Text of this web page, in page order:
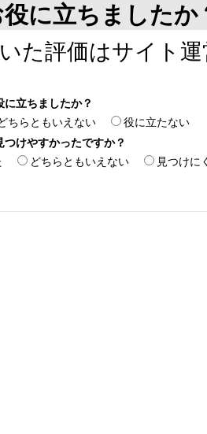
に立ちましたか
た評価はサイト
立ちましたか？
ちらともいえない
役に立たない
けやすかったですか？
どちらともいえない 見つけに